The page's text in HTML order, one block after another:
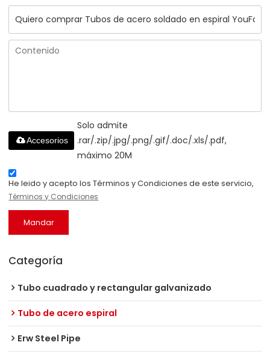
Solo admite
.rar/.zip/.jpg/.png/.gif/.doc/.xls/.pdf,
máximo 20M
Accesorios
He leido y acepto los Términos y Condiciones de este servicio,
Términos y Condiciones
Mandar
Categoría
Tubo cuadrado y rectangular galvanizado
Tubo de acero espiral
Erw Steel Pipe